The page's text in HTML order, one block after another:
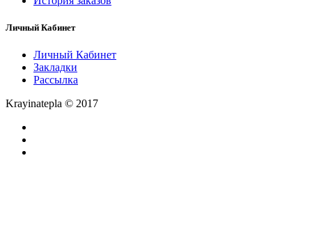
Личный Кабинет
Личный Кабинет
Закладки
Рассылка
Krayinatepla © 2017